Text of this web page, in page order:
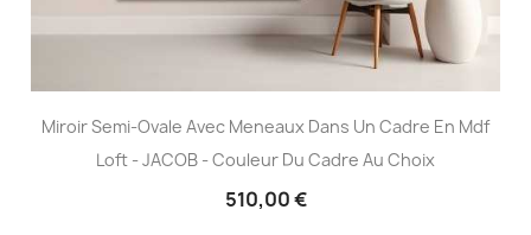
Miroir Semi-Ovale Avec Meneaux Dans Un Cadre En Mdf
Loft - JACOB - Couleur Du Cadre Au Choix
510,00 €